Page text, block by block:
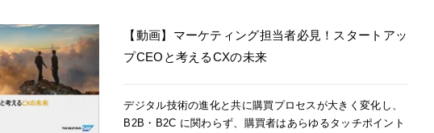
【動画】マーケティング担当者必見！スタートアッ
プCEOと考えるCXの未来
デジタル技術の進化と共に購買プロセスが大きく変化し、
B2B・B2C に関わらず、購買者はあらゆるタッチポイント